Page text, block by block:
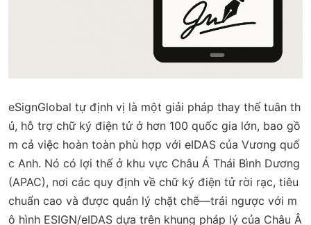
eSignGlobal tự định vị là một giải pháp thay thế tuân th
ủ, hỗ trợ chữ ký điện tử ở hơn 100 quốc gia lớn, bao gồ
m cả việc hoàn toàn phù hợp với eIDAS của Vương quố
c Anh. Nó có lợi thế ở khu vực Châu Á Thái Bình Dương
(APAC), nơi các quy định về chữ ký điện tử rời rạc, tiêu
chuẩn cao và được quản lý chặt chẽ—trái ngược với m
ô hình ESIGN/eIDAS dựa trên khung pháp lý của Châu Â